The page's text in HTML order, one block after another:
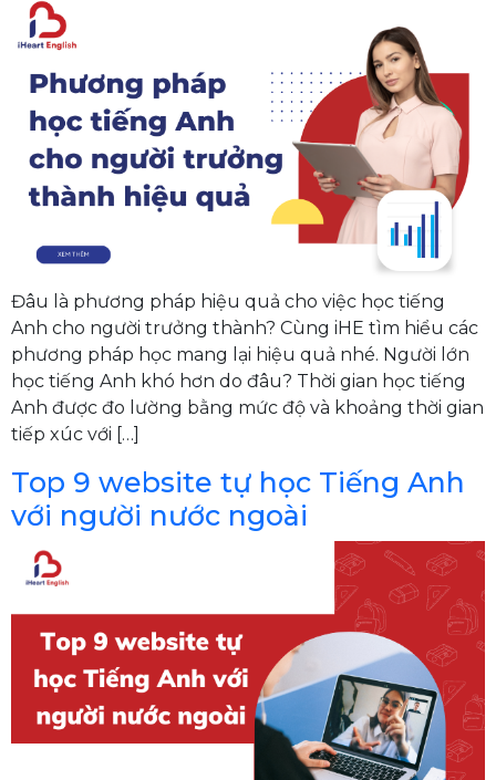
Đâu là phương pháp hiệu quả cho việc học tiếng
Anh cho người trưởng thành? Cùng iHE tìm hiểu các
phương pháp học mang lại hiệu quả nhé. Người lớn
học tiếng Anh khó hơn do đâu? Thời gian học tiếng
Anh được đo lường bằng mức độ và khoảng thời gian
tiếp xúc với […]
Top 9 website tự học Tiếng Anh
với người nước ngoài